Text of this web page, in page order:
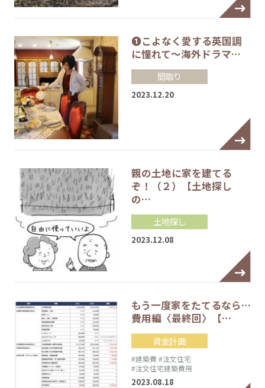
❶こよなく愛する英国調
に憧れて～海外ドラマ…
間取り
2023.12.20
親の土地に家を建てる
ぞ！（２）【土地探し
の…
土地探し
2023.12.08
もう一度家をたてるなら…
費用編〈最終回〉【…
資金計画
#建築費 #注文住宅
#注文住宅建築費用
2023.08.18